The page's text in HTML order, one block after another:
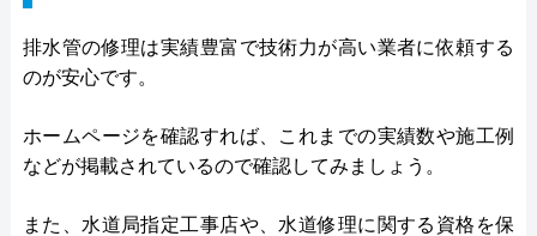
排水管の修理は実績豊富で技術力が高い業者に依頼する
のが安心です。
ホームページを確認すれば、これまでの実績数や施工例
などが掲載されているので確認してみましょう。
また、水道局指定工事店や、水道修理に関する資格を保